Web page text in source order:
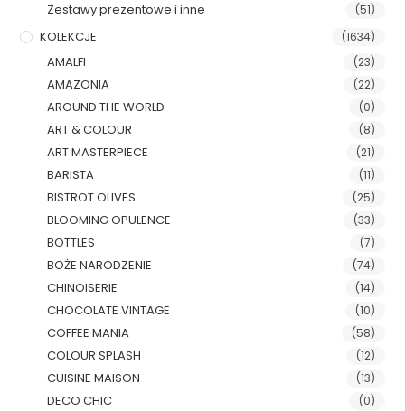
Zestawy prezentowe i inne (51)
KOLEKCJE (1634)
AMALFI (23)
AMAZONIA (22)
AROUND THE WORLD (0)
ART & COLOUR (8)
ART MASTERPIECE (21)
BARISTA (11)
BISTROT OLIVES (25)
BLOOMING OPULENCE (33)
BOTTLES (7)
BOŻE NARODZENIE (74)
CHINOISERIE (14)
CHOCOLATE VINTAGE (10)
COFFEE MANIA (58)
COLOUR SPLASH (12)
CUISINE MAISON (13)
DECO CHIC (0)